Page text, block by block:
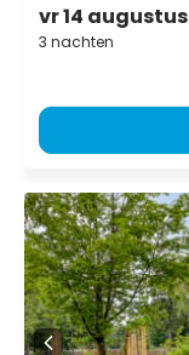
vr 14
3 nachten